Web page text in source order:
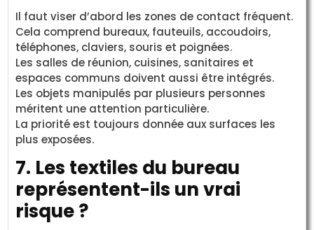
Il faut viser d’abord les zones de contact fréquent.
Cela comprend bureaux, fauteuils, accoudoirs,
téléphones, claviers, souris et poignées.
Les salles de réunion, cuisines, sanitaires et
espaces communs doivent aussi être intégrés.
Les objets manipulés par plusieurs personnes
méritent une attention particulière.
La priorité est toujours donnée aux surfaces les
plus exposées.
7. Les textiles du bureau
représentent-ils un vrai
risque ?